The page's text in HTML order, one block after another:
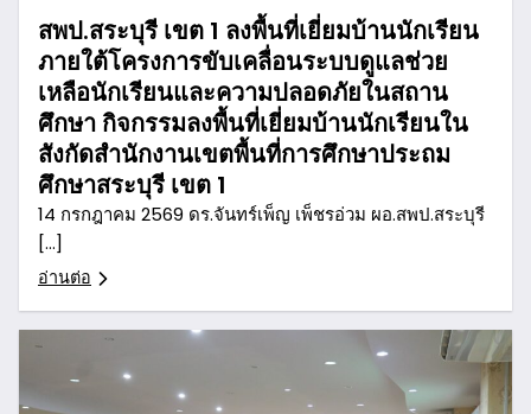
สพป.สระบุรี เขต 1 ลงพื้นที่เยี่ยมบ้านนักเรียน
ภายใต้โครงการขับเคลื่อนระบบดูแลช่วย
เหลือนักเรียนและความปลอดภัยในสถาน
ศึกษา กิจกรรมลงพื้นที่เยี่ยมบ้านนักเรียนใน
สังกัดสำนักงานเขตพื้นที่การศึกษาประถม
ศึกษาสระบุรี เขต 1
14 กรกฎาคม 2569 ดร.จันทร์เพ็ญ เพ็ชรอ่วม ผอ.สพป.สระบุรี
[…]
อ่านต่อ